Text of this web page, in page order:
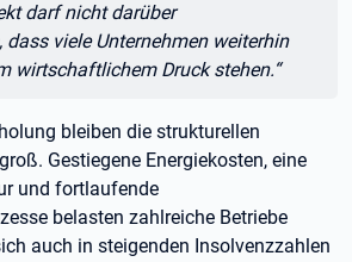
darf nicht darüber
dass viele Unternehmen weiterhin
wirtschaftlichem Druck stehen.“
bleiben die strukturellen
Gestiegene Energiekosten, eine
und fortlaufende
belasten zahlreiche Betriebe
auch in steigenden Insolvenzzahlen